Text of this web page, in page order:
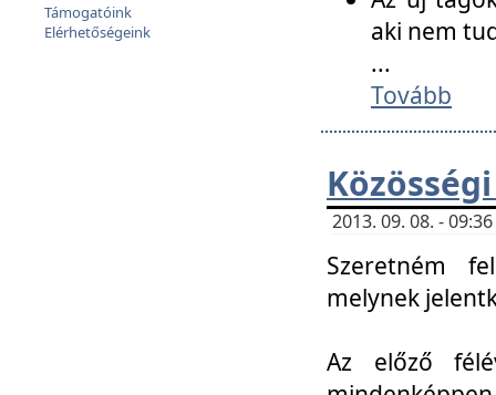
Támogatóink
Elérhetőségeink
aki nem
...
Tovább
2013. 09. 08. -
Szeretném
melynek
Az előző